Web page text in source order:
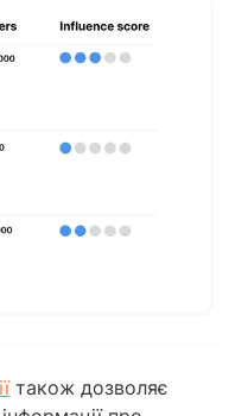
також дозволяє